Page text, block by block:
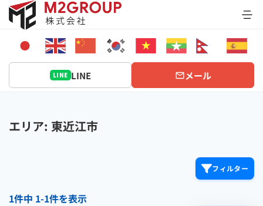
Bỏ
qua
dung
LINE LINE メール
エリア: 東近江市
フィルター
1件中 1-1件を表示